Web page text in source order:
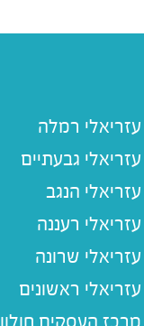
עזריאלי רמלה
עזריאלי גבעתיים
עזריאלי הנגב
עזריאלי רעננה
עזריאלי שרונה
עזריאלי ראשונים